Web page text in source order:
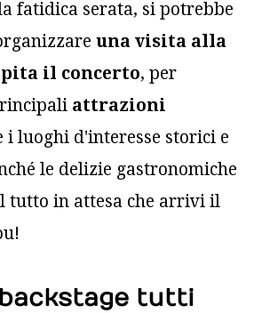
fatidica serata, si potrebbe
una visita alla
il concerto, per
attrazioni
i luoghi d'interesse storici e
le delizie gastronomiche
tutto in attesa che arrivi il
tutti